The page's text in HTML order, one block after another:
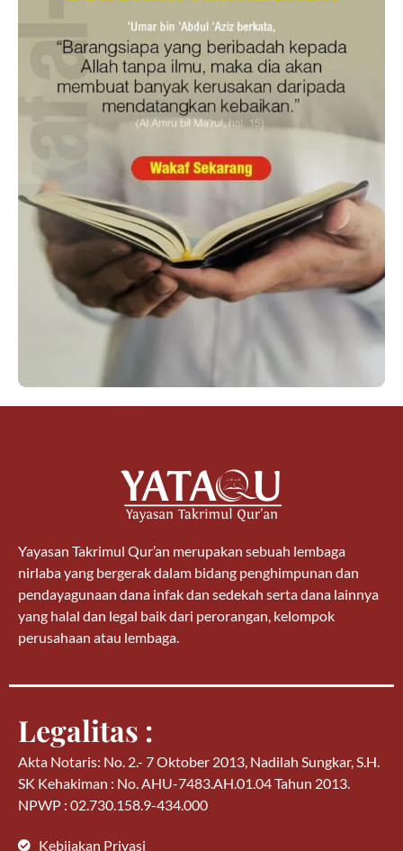
Yayasan Takrimul Qur’an merupakan sebuah lembaga
nirlaba yang bergerak dalam bidang penghimpunan dan
pendayagunaan dana infak dan sedekah serta dana lainnya
yang halal dan legal baik dari perorangan, kelompok
perusahaan atau lembaga.
Legalitas :
Akta Notaris: No. 2.- 7 Oktober 2013, Nadilah Sungkar, S.H.
SK Kehakiman : No. AHU-7483.AH.01.04 Tahun 2013.
NPWP : 02.730.158.9-434.000
Kebijakan Privasi